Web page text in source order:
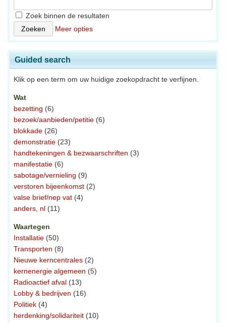
Zoek binnen de resultaten
Meer opties
Guided search
Klik op een term om uw huidige zoekopdracht te verfijnen.
Wat
bezetting (6)
bezoek/aanbieden/petitie (6)
blokkade (26)
demonstratie (23)
handtekeningen & bezwaarschriften (3)
manifestatie (6)
sabotage/vernieling (9)
verstoren bijeenkomst (2)
valse brief/nep vat (4)
anders, nl (11)
Waartegen
Installatie (50)
Transporten (8)
Nieuwe kerncentrales (2)
kernenergie algemeen (5)
Radioactief afval (13)
Lobby & bedrijven (16)
Politiek (4)
herdenking/solidariteit (10)